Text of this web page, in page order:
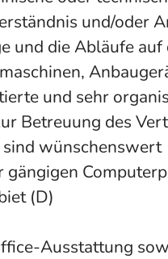
und/oder
und die Abläufe
und sehr
Betreuung des
wünschenswert
(D)
Ausstattung